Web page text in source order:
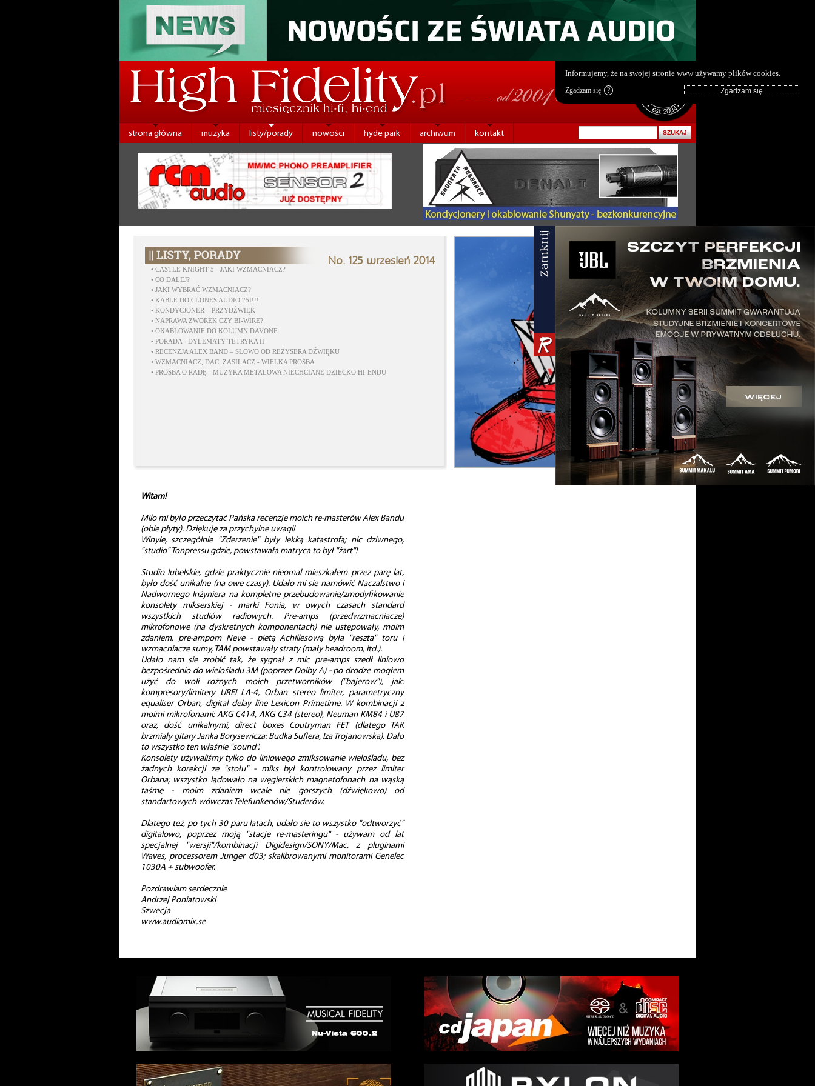
strona główna muzyka listy/porady nowości hyde park archiwum kontakt
No. 125 wrzesień 2014
• CASTLE KNIGHT 5 - JAKI WZMACNIACZ?
• CO DALEJ?
• JAKI WYBRAĆ WZMACNIACZ?
• KABLE DO CLONES AUDIO 25I!!!
• KONDYCJONER – PRZYDŹWIĘK
• NAPRAWA ZWOREK CZY BI-WIRE?
• OKABLOWANIE DO KOLUMN DAVONE
• PORADA - DYLEMATY TETRYKA II
• RECENZJA ALEX BAND – SŁOWO OD REŻYSERA DŹWIĘKU
• WZMACNIACZ, DAC, ZASILACZ - WIELKA PROŚBA
• PROŚBA O RADĘ - MUZYKA METALOWA NIECHCIANE DZIECKO HI-ENDU
Witam!
Milo mi było przeczytać Pańska recenzje moich re-masterów Alex Bandu
(obie płyty). Dziękuję za przychylne uwagi!
Winyle, szczególnie "Zderzenie" były lekką katastrofą; nic dziwnego,
"studio" Tonpressu gdzie, powstawała matryca to był "żart"!
Studio lubelskie, gdzie praktycznie nieomal mieszkałem przez parę lat,
było dość unikalne (na owe czasy). Udało mi sie namówić Naczalstwo i
Nadwornego Inżyniera na kompletne przebudowanie/zmodyfikowanie
konsolety mikserskiej - marki Fonia, w owych czasach standard
wszystkich studiów radiowych. Pre-amps (przedwzmacniacze)
mikrofonowe (na dyskretnych komponentach) nie ustępowały, moim
zdaniem, pre-ampom Neve - pietą Achillesową była "reszta" toru i
wzmacniacze sumy, TAM powstawały straty (mały headroom, itd.).
Udało nam sie zrobić tak, że sygnał z mic pre-amps szedł liniowo
bezpośrednio do wielośladu 3M (poprzez Dolby A) - po drodze mogłem
użyć do woli rożnych moich przetworników ("bajerow"), jak:
kompresory/limitery UREI LA-4, Orban stereo limiter, parametryczny
equaliser Orban, digital delay line Lexicon Primetime. W kombinacji z
moimi mikrofonami: AKG C414, AKG C34 (stereo), Neuman KM84 i U87
oraz, dość unikalnymi, direct boxes Coutryman FET (dlatego TAK
brzmiały gitary Janka Borysewicza: Budka Suflera, Iza Trojanowska). Dało
to wszystko ten właśnie "sound".
Konsolety używaliśmy tylko do liniowego zmiksowanie wielośladu, bez
żadnych korekcji ze "stołu" - miks był kontrolowany przez limiter
Orbana; wszystko lądowało na węgierskich magnetofonach na wąską
taśmę - moim zdaniem wcale nie gorszych (dźwiękowo) od
standartowych wówczas Telefunkenów/Studerów.
Dlatego też, po tych 30 paru latach, udało sie to wszystko "odtworzyć"
digitalowo, poprzez moją "stacje re-masteringu" - używam od lat
specjalnej "wersji"/kombinacji Digidesign/SONY/Mac, z pluginami
Waves, processorem Junger d03; skalibrowanymi monitorami Genelec
1030A + subwoofer.
Pozdrawiam serdecznie
Andrzej Poniatowski
Szwecja
www.audiomix.se
Informujemy, że na swojej stronie www używamy plików cookies.
Zgadzam się ?